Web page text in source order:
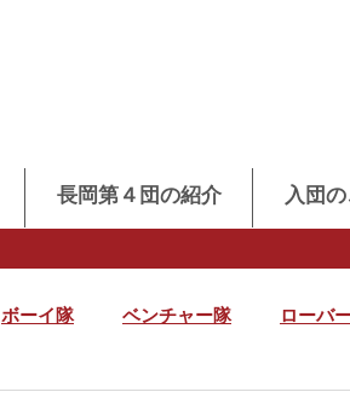
長岡第４団の紹介 入団
ボーイ隊 ベンチャー隊 ローバ